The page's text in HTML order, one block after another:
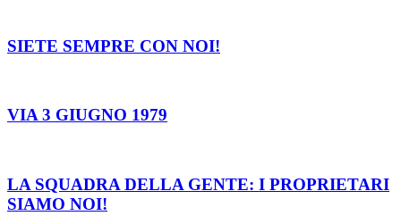
SIETE SEMPRE CON NOI!
VIA 3 GIUGNO 1979
LA SQUADRA DELLA GENTE: I PROPRIETARI
SIAMO NOI!